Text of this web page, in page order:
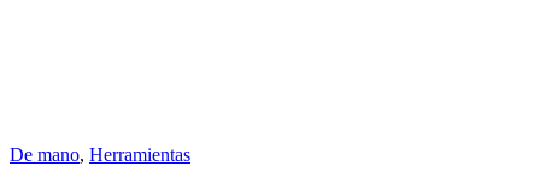
De mano, Herramientas